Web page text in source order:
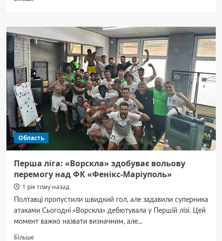
тридцять
гектарів
лісу
на
Полтавщині
повернуть
державі
Область
Перша ліга: «Ворскла» здобуває вольову
перемогу над ФК «Фенікс-Маріуполь»
1 рік тому назад
Полтавці пропустили швидкий гол, але задавили суперника
атаками Сьогодні «Ворскла» дебютувала у Першій лізі. Цей
момент важко назвати визначним, але...
БільшеДокладніше